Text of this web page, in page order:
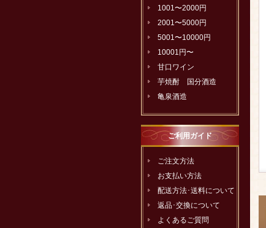
1001〜2000円
2001〜5000円
5001〜10000円
10001円〜
甘口ワイン
芋焼酎 国分酒造
亀泉酒造
ご利用ガイド
ご注文方法
お支払い方法
配送方法･送料について
返品･交換について
よくあるご質問